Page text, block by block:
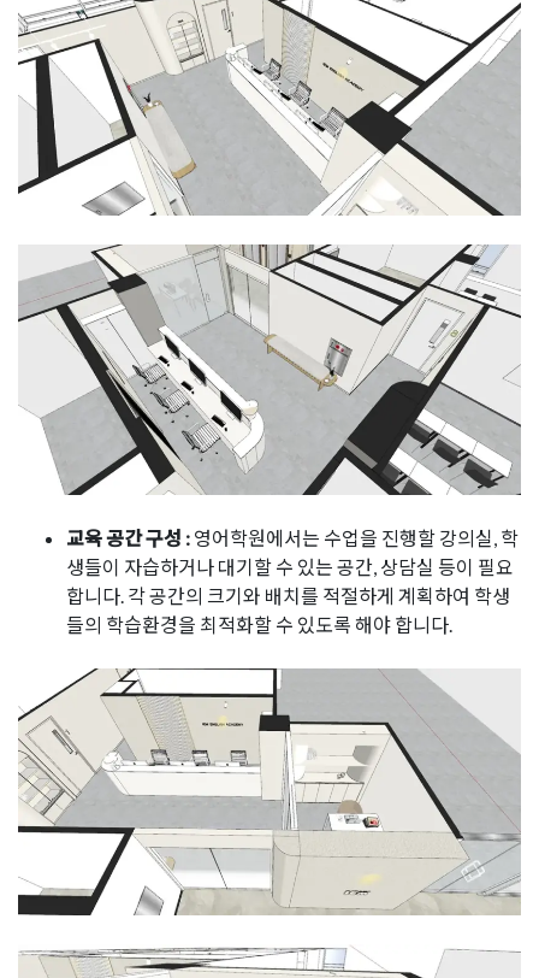
교육 공간 구성 : 영어학원에서는 수업을 진행할 강의실, 학
생들이 자습하거나 대기할 수 있는 공간, 상담실 등이 필요
합니다. 각 공간의 크기와 배치를 적절하게 계획하여 학생
들의 학습환경을 최적화할 수 있도록 해야 합니다.